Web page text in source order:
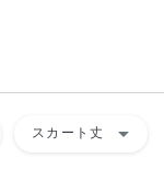
スカート丈 arrow_drop_down